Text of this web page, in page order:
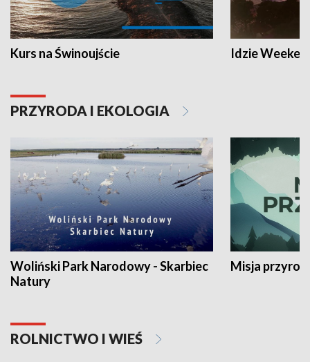
Kurs na Świnoujście Idzie
PRZYRODA I EKOLOGIA
Woliński Park Narodowy - Skarbiec
Natury
Misja
ROLNICTWO I WIEŚ